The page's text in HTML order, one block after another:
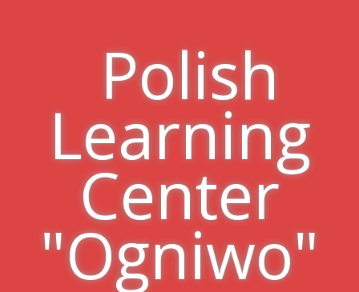
Polish
Learning
Center
"Ogniwo"